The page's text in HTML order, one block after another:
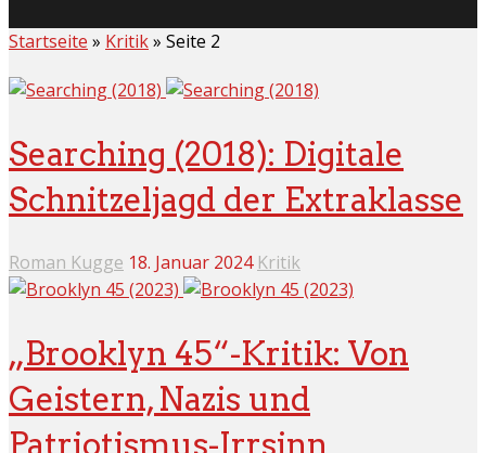
Startseite » Kritik» Seite 2
Searching (2018): Digitale
Schnitzeljagd der Extraklasse
Roman Kugge 18. Januar 2024 Kritik
„Brooklyn 45“-Kritik: Von
Geistern, Nazis und
Patriotismus-Irrsinn